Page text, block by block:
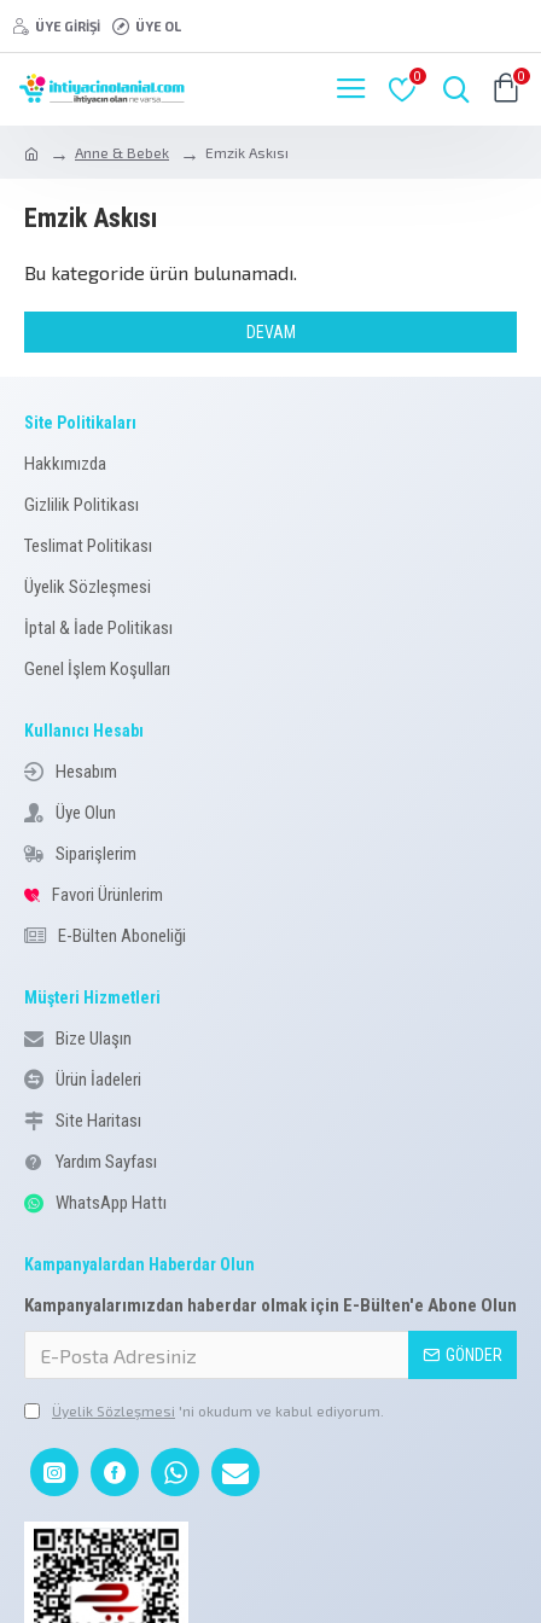
ÜYE GIRIŞI ÜYE OL
0 0
Anne & Bebek Emzik Askısı
Emzik Askısı
Bu kategoride ürün bulunamadı.
DEVAM
Site Politikaları
Hakkımızda
Gizlilik Politikası
Teslimat Politikası
Üyelik Sözleşmesi
İptal & İade Politikası
Genel İşlem Koşulları
Kullanıcı Hesabı
Hesabım
Üye Olun
Siparişlerim
Favori Ürünlerim
E-Bülten Aboneliği
Müşteri Hizmetleri
Bize Ulaşın
Ürün İadeleri
Site Haritası
Yardım Sayfası
WhatsApp Hattı
Kampanyalardan Haberdar Olun
Kampanyalarımızdan haberdar olmak için E-Bülten'e Abone Olun
GÖNDER
Üyelik Sözleşmesi 'ni okudum ve kabul ediyorum.